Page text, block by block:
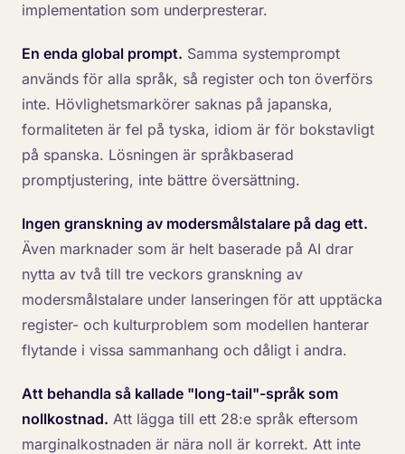
implementation som underpresterar.
En enda global prompt. Samma systemprompt
används för alla språk, så register och ton överförs
inte. Hövlighetsmarkörer saknas på japanska,
formaliteten är fel på tyska, idiom är för bokstavligt
på spanska. Lösningen är språkbaserad
promptjustering, inte bättre översättning.
Ingen granskning av modersmålstalare på dag ett.
Även marknader som är helt baserade på AI drar
nytta av två till tre veckors granskning av
modersmålstalare under lanseringen för att upptäcka
register- och kulturproblem som modellen hanterar
flytande i vissa sammanhang och dåligt i andra.
Att behandla så kallade "long-tail"-språk som
nollkostnad. Att lägga till ett 28:e språk eftersom
marginalkostnaden är nära noll är korrekt. Att inte